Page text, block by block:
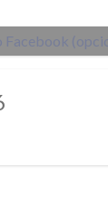
Facebook